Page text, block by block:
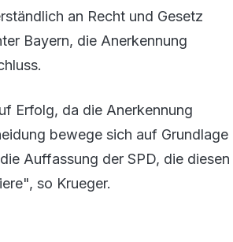
an Recht und Gesetz
Bayern, die Anerkennung
Erfolg, da die Anerkennung
bewege sich auf Grundlage
Auffassung der SPD, die diesen
so Krueger.